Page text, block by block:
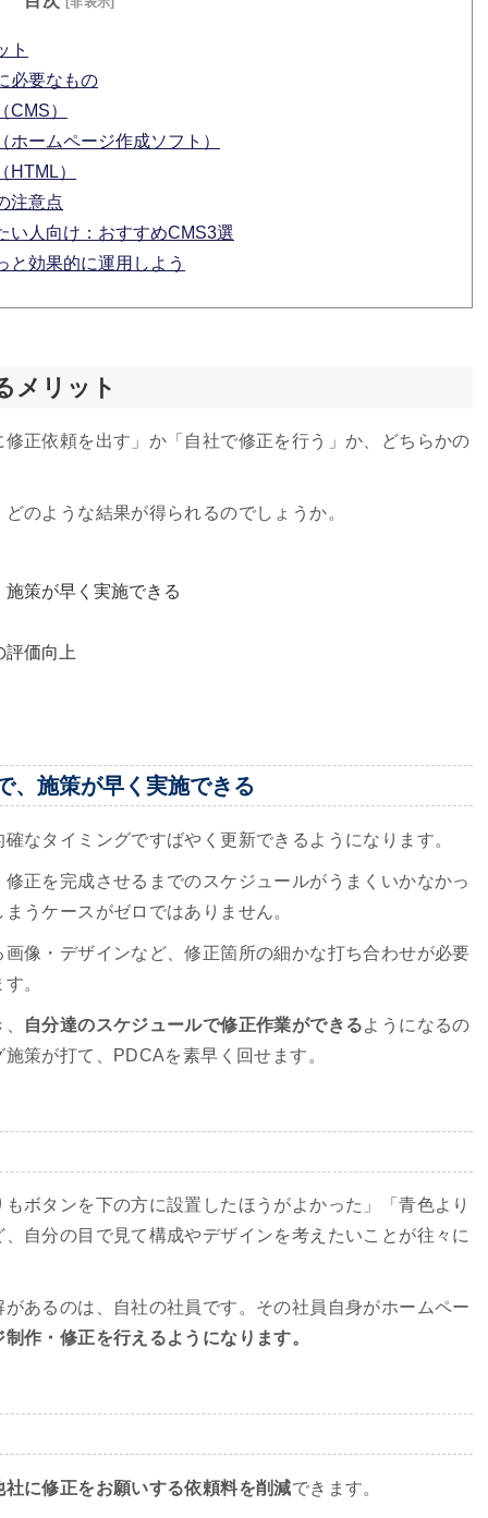
ト
必要なもの
）
ームページ作成ソフト）
）
注意点
い人向け：おすすめCMS3選
と効果的に運用しよう
メリット
正依頼を出す」か「自社で修正を行う」か、どちらかの
のような結果が得られるのでしょうか。
策が早く実施できる
評価向上
、施策が早く実施できる
なタイミングですばやく更新できるようになります。
正を完成させるまでのスケジュールがうまくいかなかっ
うケースがゼロではありません。
像・デザインなど、修正箇所の細かな打ち合わせが必要
。
自分達のスケジュールで修正作業ができるようになるの
策が打て、PDCAを素早く回せます。
ボタンを下の方に設置したほうがよかった」「青色より
自分の目で見て構成やデザインを考えたいことが往々に
あるのは、自社の社員です。その社員自身がホームペー
作・修正を行えるようになります。
社に修正をお願いする依頼料を削減できます。